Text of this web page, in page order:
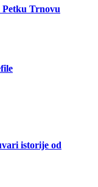
Petku Trnovu
istorije od